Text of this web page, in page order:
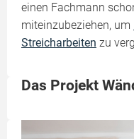
einen Fachmann
miteinzubeziehen, um
Streicharbeiten zu
Das Projekt